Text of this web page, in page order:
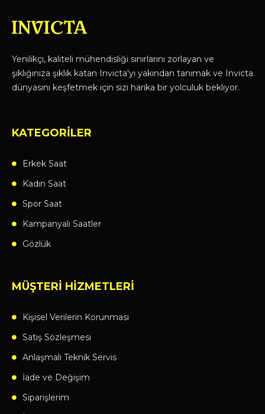
Yenilikçi, kaliteli mühendisliği sınırlarını zorlayan ve
şıklığınıza şıklık katan Invicta'yı yakından tanımak ve Invicta
dünyasını keşfetmek için sizi harika bir yolculuk bekliyor.
KATEGORİLER
Erkek Saat
Kadın Saat
Spor Saat
Kampanyalı Saatler
Gözlük
MÜŞTERİ HİZMETLERİ
Kişisel Verilerin Korunması
Satış Sözleşmesi
Anlaşmalı Teknik Servis
İade ve Değişim
Siparişlerim